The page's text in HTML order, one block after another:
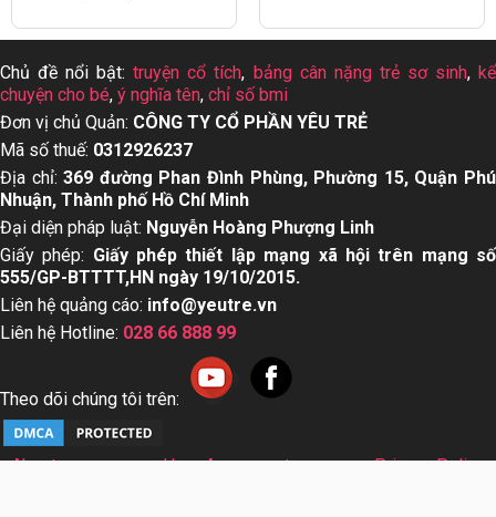
Chủ đề nổi bật:truyện cổ tích, bảng cân nặng trẻ sơ sinh,kể
chuyện cho bé, ý nghĩa tên, chỉ số bmi
Đơn vị chủ Quản: CÔNG TY CỔ PHẦN YÊU TRẺ
Mã số thuế: 0312926237
Địa chỉ:369 đường Phan Đình Phùng, Phường 15, Quận Phú
Nhuận, Thành phố Hồ Chí Minh
Đại diện pháp luật: Nguyễn Hoàng Phượng Linh
Giấy phép: Giấy phép thiết lập mạng xã hội trên mạng số
555/GP-BTTTT,HN ngày 19/10/2015.
Liên hệ quảng cáo: info@yeutre.vn
Liên hệ Hotline: 028 66 888 99
Theo dõi chúng tôi trên:
About us User Agreement
Privacy Policy